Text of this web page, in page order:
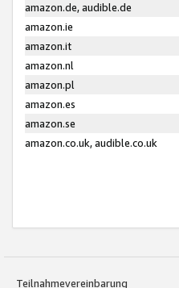
amazon.de, audible.de
amazon.ie
amazon.it
amazon.nl
amazon.pl
amazon.es
amazon.se
amazon.co.uk, audible.co.uk
Teilnahmevereinbarung